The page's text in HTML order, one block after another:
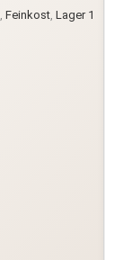
, Feinkost, Lager 1